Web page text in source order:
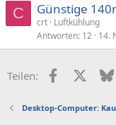
C Günstige
crt Luftkühlung
Antworten 12 14.
Teilen: Facebook
X
Desktop-Computer: